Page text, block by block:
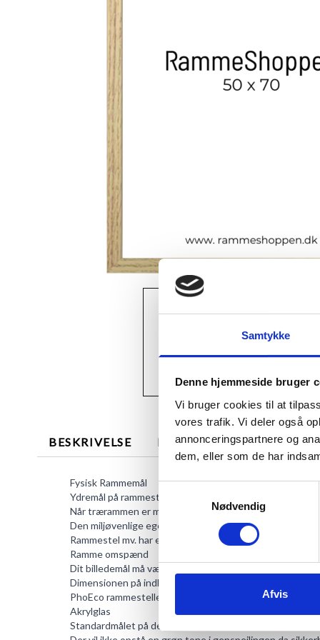
Samtykke
Denne hjemmeside bruger
Vi bruger cookies til at
vores trafik. Vi deler også
annonceringspartnere og
dem, eller som de har
Nødvendig
Afvis
View larger image
BESKRIVELSE MERE INFORMATION
Fysisk Rammemål
Ydremål på rammestel: 51,6 x 71,6 x 2,2 cm.
Når trærammen er monteret på væggen er
Den miljøvenlige egetræsramme 50 x 70 har
Rammestel mv. har en samlet vægt på: 1500 g.
Ramme omspænd
Dit billedemål må være op til 50x70 cm.
Dimensionen på indholdets lysdel er 49,2 x 69,2 cm.
PhoEco rammestellene i egetræ kan tåle indhold på max
Akrylglas
Standardmålet på denne glastype er 1 mm.